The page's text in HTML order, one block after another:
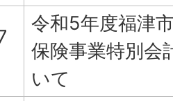
令和5年度福津
保険事業特別会
いて